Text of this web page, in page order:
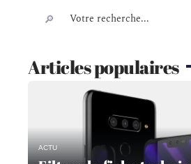
Articles populaires
ACTU